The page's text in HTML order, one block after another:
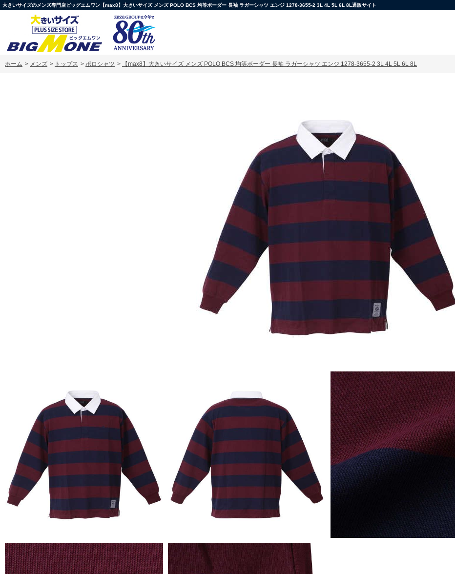
大きいサイズのメンズ専門店ビッグエムワン【max8】大きいサイズ メンズ POLO BCS 均等ボーダー 長袖 ラガーシャツ エンジ 1278-3655-2 3L 4L 5L 6L 8L通販サイト
ホーム > メンズ > トップス > ポロシャツ > 【max8】大きいサイズ メンズ POLO BCS 均等ボーダー 長袖 ラガーシャツ エンジ 1278-3655-2 3L 4L 5L 6L 8L